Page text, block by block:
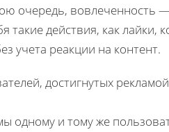
очередь, вовлеченность
такие действия, как лайки,
учета реакции на контент.
достигнутых
одному и тому же